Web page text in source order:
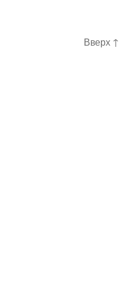
Вверх ↑